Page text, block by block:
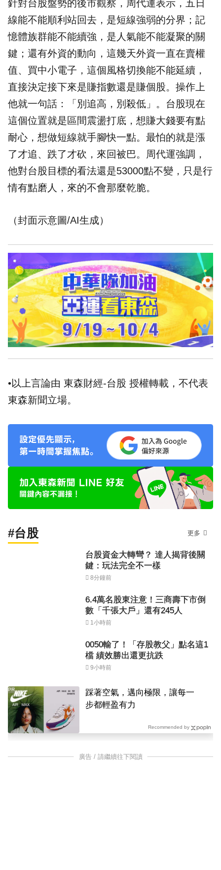
針對台股盤勢的後市觀察，周代運表示，五日
線能不能順利站回去，是短線強弱的分界；記
憶體族群能不能續強，是人氣能不能凝聚的關
鍵；還有外資的動向，這幾天外資一直在賣權
值、買中小電子，這個風格切換能不能延續，
直接決定接下來是賺指數還是賺個股。操作上
他就一句話：「別追高，別殺低」。台股現在
這個位置就是區間震盪打底，想賺大錢要有點
耐心，想做短線就手腳快一點。最怕的就是漲
了才追、跌了才砍，來回被巴。周代運強調，
他對台股目標的看法還是53000點不變，只是行
情有點磨人，來的不會那麼乾脆。
（封面示意圖/AI生成）
•以上言論由 東森財經-台股 授權轉載，不代表
東森新聞立場。
#台股 更多
台股資金大轉彎？ 達人揭背後關
鍵：玩法完全不一樣
8分鐘前
6.4萬名股東注意！三商壽下市倒
數「千張大戶」還有245人
1小時前
0050輸了！「存股教父」點名這1
檔 績效勝出還更抗跌
9小時前
踩著空氣，邁向極限，讓每一
步都輕盈有力
PR
Recommended by
廣告 / 請繼續往下閱讀